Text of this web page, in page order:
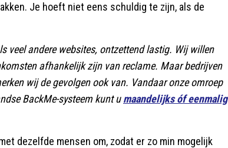
Je hoeft niet eens schuldig te zijn, als de
veel andere websites, ontzettend lastig. Wij willen
afhankelijk zijn van reclame. Maar bedrijven
wij de gevolgen ook van. Vandaar onze omroep
BackMe-systeem kunt umaandelijks óf eenmalig
dezelfde mensen om, zodat er zo min mogelijk